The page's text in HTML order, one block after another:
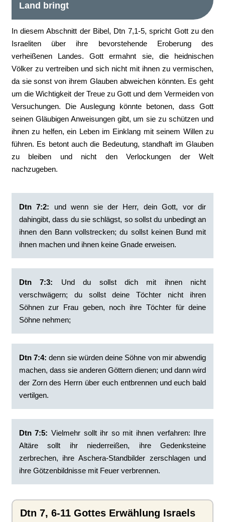
Land bringt
In diesem Abschnitt der Bibel, Dtn 7,1-5, spricht Gott zu den
Israeliten über ihre bevorstehende Eroberung des
verheißenen Landes. Gott ermahnt sie, die heidnischen
Völker zu vertreiben und sich nicht mit ihnen zu vermischen,
da sie sonst von ihrem Glauben abweichen könnten. Es geht
um die Wichtigkeit der Treue zu Gott und dem Vermeiden von
Versuchungen. Die Auslegung könnte betonen, dass Gott
seinen Gläubigen Anweisungen gibt, um sie zu schützen und
ihnen zu helfen, ein Leben im Einklang mit seinem Willen zu
führen. Es betont auch die Bedeutung, standhaft im Glauben
zu bleiben und nicht den Verlockungen der Welt
nachzugeben.
Dtn 7:2: ‭und wenn sie der Herr, dein Gott, vor dir
dahingibt, dass du sie schlägst, so sollst du unbedingt an
ihnen den Bann vollstrecken; du sollst keinen Bund mit
ihnen machen und ihnen keine Gnade erweisen.
Dtn 7:3: ‭Und du sollst dich mit ihnen nicht
verschwägern; du sollst deine Töchter nicht ihren
Söhnen zur Frau geben, noch ihre Töchter für deine
Söhne nehmen;
Dtn 7:4: ‭denn sie würden deine Söhne von mir abwendig
machen, dass sie anderen Göttern dienen; und dann wird
der Zorn des Herrn über euch entbrennen und euch bald
vertilgen.
Dtn 7:5: ‭Vielmehr sollt ihr so mit ihnen verfahren: Ihre
Altäre sollt ihr niederreißen, ihre Gedenksteine
zerbrechen, ihre Aschera-Standbilder zerschlagen und
ihre Götzenbildnisse mit Feuer verbrennen.
Dtn 7, 6-11 Gottes Erwählung Israels